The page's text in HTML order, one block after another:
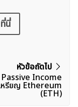
นี่
หัวข้อถัดไป
Passive Income
หรียญ Ethereum
(ETH)